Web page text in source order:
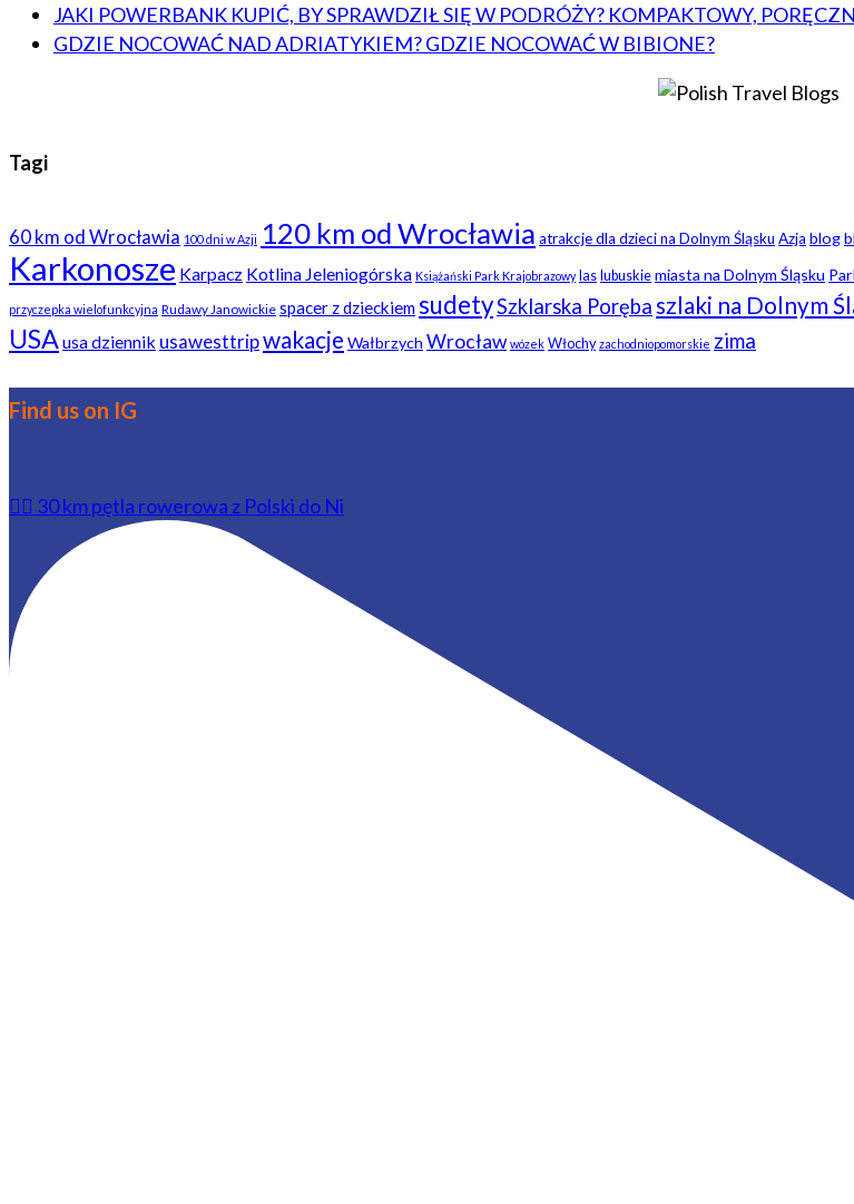
JAKI POWERBANK KUPIĆ, BY SPRAWDZIŁ SIĘ W PODRÓŻY? KOMPAKTOWY,
GDZIE NOCOWAĆ NAD ADRIATYKIEM? GDZIE NOCOWAĆ W BIBIONE?
Tagi
60 km od Wrocławia 100 dni w Azji 120 km od Wrocławia atrakcje dla dzieci na Dolnym Śląsku Azja blog
Karkonosze Karpacz Kotlina Jeleniogórska Książański Park Krajobrazowy las lubuskie miasta na Dolnym Śląsku
przyczepka wielofunkcyjna Rudawy Janowickie spacer z dzieckiemsudetySzklarska Porębaszlaki na Dolnym
USAusa dziennik usawesttripwakacje Wałbrzych Wrocław wózek Włochy zachodniopomorskie zima
Find us on IG
🚴‍♂️ 30 km pętla rowerowa z Polski do Ni